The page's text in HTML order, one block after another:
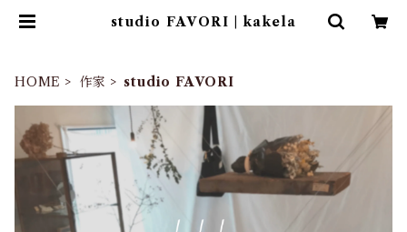
studio FAVORI | kakela
HOME 作家 studio FAVORI